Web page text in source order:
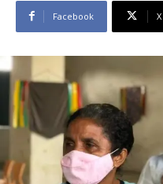
Facebook X